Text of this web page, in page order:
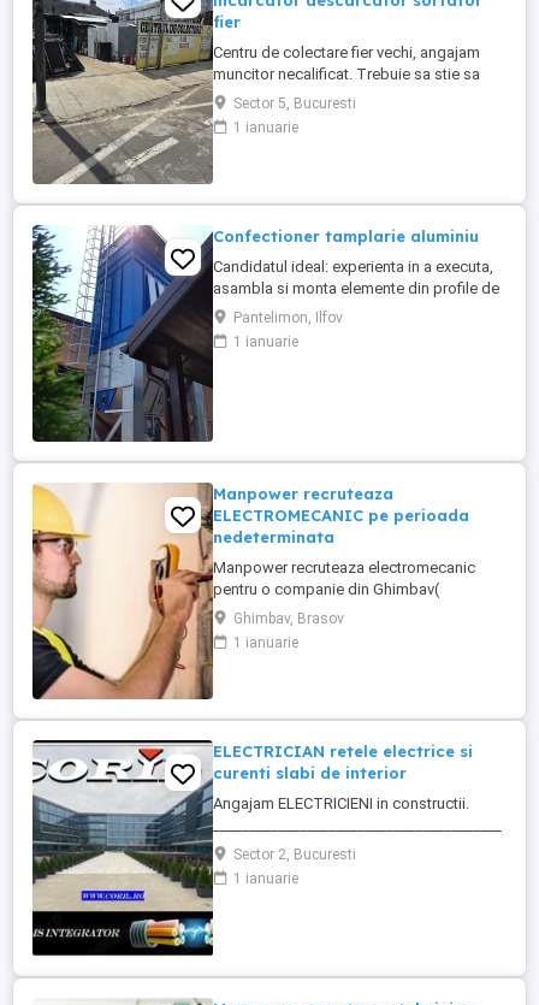
fier
Centru de colectare fier vechi, angajam
muncitor necalificat. Trebuie sa stie sa
taie cu flexul, sa cunoasca materialele
neferoase Cupru, Alama, Aluminiu, Zamac,
program lucru 09-18.30. Zona Pucheni -
Contact
Sector 5, Bucuresti
1 ianuarie
Confectioner tamplarie aluminiu
Candidatul ideal: experienta in a executa,
asambla si monta elemente din profile de
aluminiu, sa fie o persoana serioasa, cu
simtul responsabilitatii. Este un avantaj
permis auto categoria B, dar nu este
Pantelimon, Ilfov
1 ianuarie
Manpower recruteaza
ELECTROMECANIC pe perioada
nedeterminata
Manpower recruteaza electromecanic
pentru o companie din Ghimbav(
producatoare de carton ondulat)-
responsabil cu întreținerea și repararea
instalațiilor și utilajelor industriale care
principale: - monitorizeaza și execută ...
Ghimbav, Brasov
1 ianuarie
ELECTRICIAN retele electrice si
curenti slabi de interior
Angajam ELECTRICIENI in constructii.
Daca sti ca ai calificare si experienta in
executia si punerea in functiune de
instalatii electrice de joasa tensiune; Ai
Sector 2, Bucuresti
1 ianuarie